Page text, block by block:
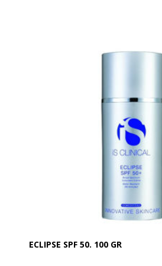
som boost efter rulning med
gør huden mere fast. Den
rynker og giver huden et friskt og
Kan med fordel anvendes
efter rulning med Home Care
Rens ansigt og hals og påfør et
Undgå direkte kontakt med øjnene.
Hyaluronsyre 0,35 % serum i en
dispenser.
ECLIPSE SPF 50. 100 GR